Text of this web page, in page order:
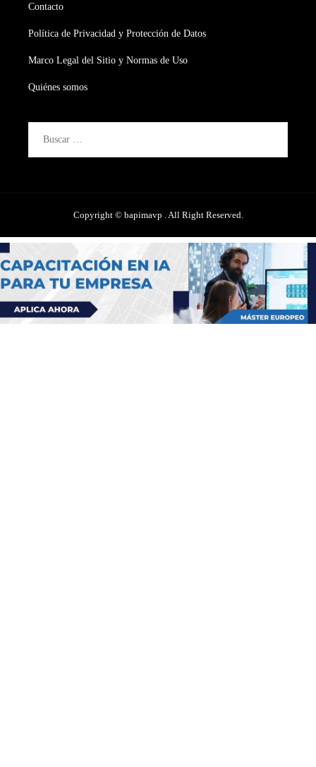
Contacto
Política de Privacidad y Protección de Datos
Marco Legal del Sitio y Normas de Uso
Quiénes somos
Copyright © bapimavp . All Right Reserved.